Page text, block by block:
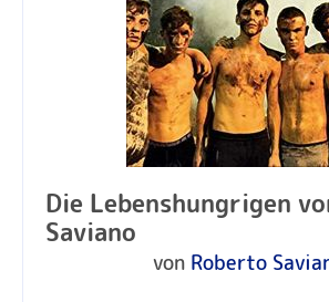
Die Lebenshungrigen
Saviano
von Roberto